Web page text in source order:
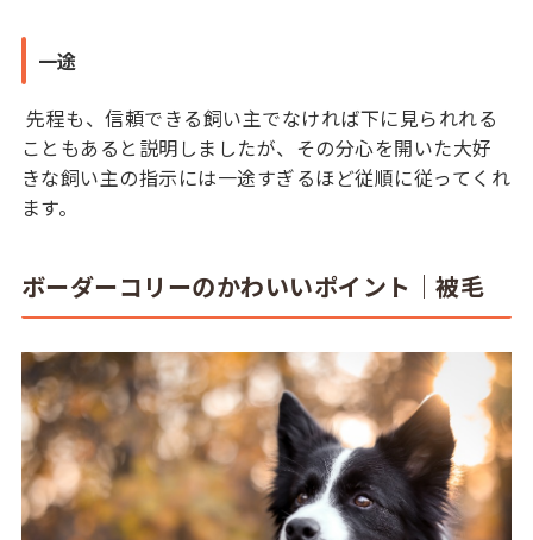
一途
先程も、信頼できる飼い主でなければ下に見られれる
こともあると説明しましたが、その分心を開いた大好
きな飼い主の指示には一途すぎるほど従順に従ってくれ
ます。
ボーダーコリーのかわいいポイント｜被毛